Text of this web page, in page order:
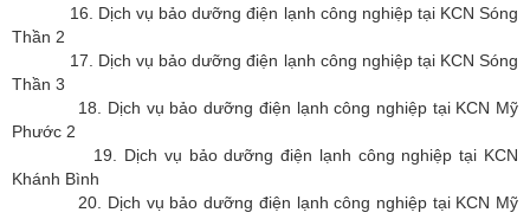
16. Dịch vụ bảo dưỡng điện lạnh công nghiệp tại KCN Sóng
Thần 2
17. Dịch vụ bảo dưỡng điện lạnh công nghiệp tại KCN Sóng
Thần 3
18. Dịch vụ bảo dưỡng điện lạnh công nghiệp tại KCN Mỹ
Phước 2
19. Dịch vụ bảo dưỡng điện lạnh công nghiệp tại KCN
Khánh Bình
20. Dịch vụ bảo dưỡng điện lạnh công nghiệp tại KCN Mỹ